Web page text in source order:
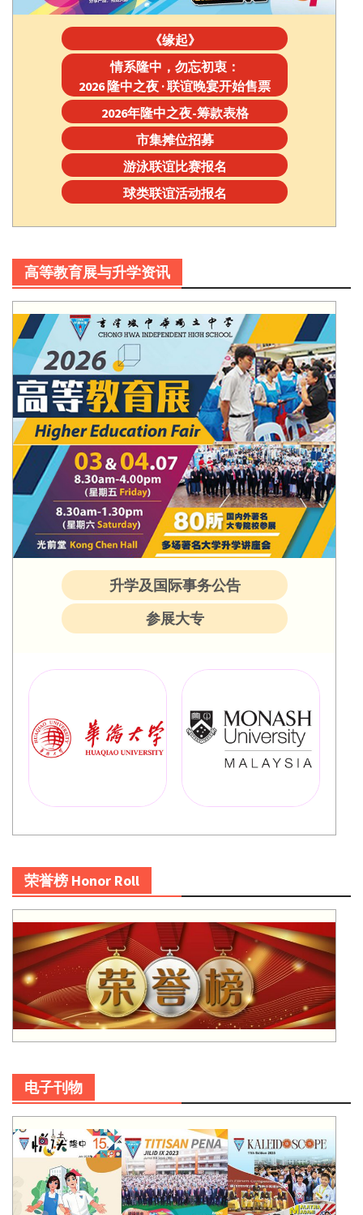
《缘起》
情系隆中，勿忘初衷：
2026 隆中之夜 · 联谊晚宴开始售票
2026年隆中之夜-筹款表格
市集摊位招募
游泳联谊比赛报名
球类联谊活动报名
高等教育展与升学资讯
升学及国际事务公告
参展大专
荣誉榜 Honor Roll
电子刊物